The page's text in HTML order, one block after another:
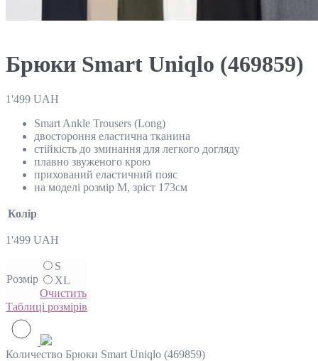
Брюки Smart Uniqlo (469859)
1'499 UAH
Smart Ankle Trousers (Long)
двостороння еластична тканина
стійкість до зминання для легкого догляду
плавно звуженого крою
прихований еластичний пояс
на моделі розмір M, зріст 173см
Колір
1'499 UAH
Розмір
S
XL
Очистить
Таблиці розмірів
Количество Брюки Smart Uniqlo (469859)